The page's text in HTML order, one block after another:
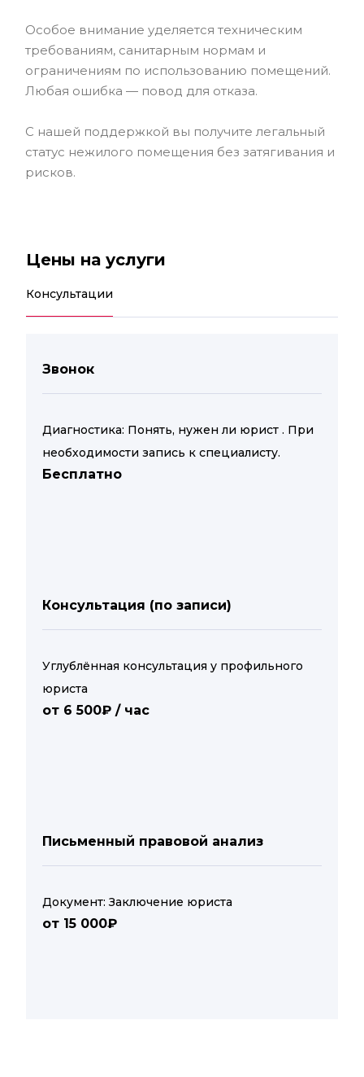
Особое внимание уделяется техническим
требованиям, санитарным нормам и
ограничениям по использованию помещений.
Любая ошибка — повод для отказа.
С нашей поддержкой вы получите легальный
статус нежилого помещения без затягивания и
рисков.
Цены на услуги
Консультации
Звонок
Диагностика: Понять, нужен ли юрист . При
необходимости запись к специалисту.
Бесплатно
Консультация (по записи)
Углублённая консультация у профильного
юриста
от 6 500₽ / час
Письменный правовой анализ
Документ: Заключение юриста
от 15 000₽